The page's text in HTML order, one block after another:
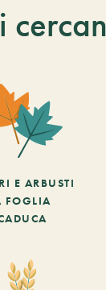
E ARBUSTI
FOGLIA